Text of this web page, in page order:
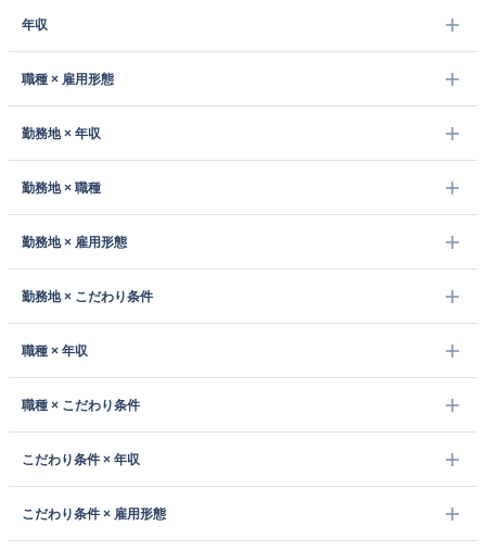
年収
職種 × 雇用形態
勤務地 × 年収
勤務地 × 職種
勤務地 × 雇用形態
勤務地 × こだわり条件
職種 × 年収
職種 × こだわり条件
こだわり条件 × 年収
こだわり条件 × 雇用形態